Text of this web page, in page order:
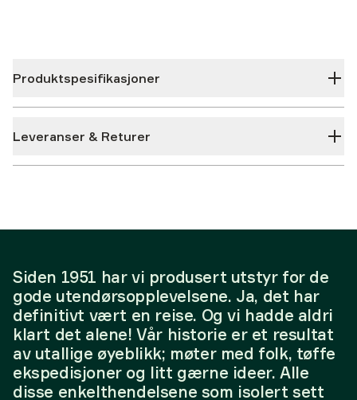
Produktspesifikasjoner
Leveranser & Returer
Siden 1951 har vi produsert utstyr for de
gode utendørsopplevelsene. Ja, det har
definitivt vært en reise. Og vi hadde aldri
klart det alene! Vår historie er et resultat
av utallige øyeblikk; møter med folk, tøffe
ekspedisjoner og litt gærne ideer. Alle
disse enkelthendelsene som isolert sett